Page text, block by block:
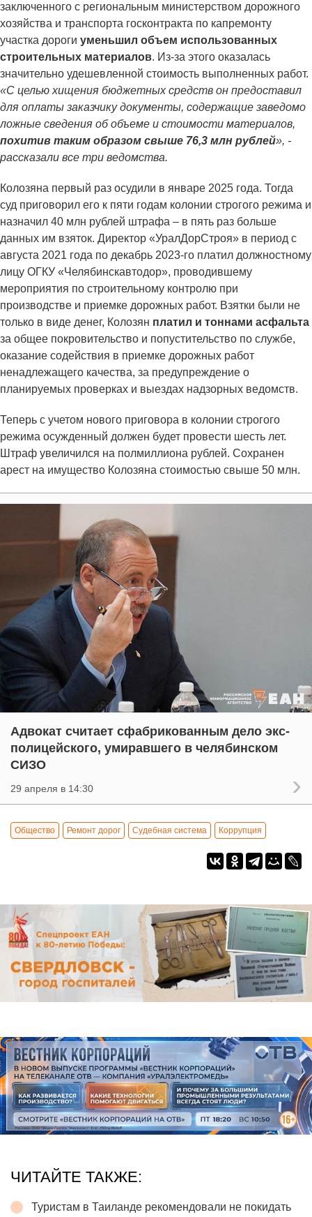
заключенного с региональным министерством дорожного
хозяйства и транспорта госконтракта по капремонту
участка дороги уменьшил объем использованных
строительных материалов. Из-за этого оказалась
значительно удешевленной стоимость выполненных работ.
«С целью хищения бюджетных средств он предоставил
для оплаты заказчику документы, содержащие заведомо
ложные сведения об объеме и стоимости материалов,
похитив таким образом свыше 76,3 млн рублей», -
рассказали все три ведомства.
Колозяна первый раз осудили в январе 2025 года. Тогда
суд приговорил его к пяти годам колонии строгого режима и
назначил 40 млн рублей штрафа – в пять раз больше
данных им взяток. Директор «УралДорСтроя» в период с
августа 2021 года по декабрь 2023-го платил должностному
лицу ОГКУ «Челябинскавтодор», проводившему
мероприятия по строительному контролю при
производстве и приемке дорожных работ. Взятки были не
только в виде денег, Колозян платил и тоннами асфальта
за общее покровительство и попустительство по службе,
оказание содействия в приемке дорожных работ
ненадлежащего качества, за предупреждение о
планируемых проверках и выездах надзорных ведомств.
Теперь с учетом нового приговора в колонии строгого
режима осужденный должен будет провести шесть лет.
Штраф увеличился на полмиллиона рублей. Сохранен
арест на имущество Колозяна стоимостью свыше 50 млн.
Адвокат считает сфабрикованным дело экс-
полицейского, умиравшего в челябинском
СИЗО
29 апреля в 14:30
Общество Ремонт дорог Судебная система Коррупция
ЧИТАЙТЕ ТАКЖЕ:
Туристам в Таиланде рекомендовали не покидать